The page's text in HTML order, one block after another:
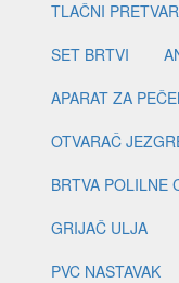
TLAČNI
SET BRTVI
APARAT ZA
OTVARAČ
BRTVA POLILNE
GRIJAČ ULJA
PVC NASTAVAK